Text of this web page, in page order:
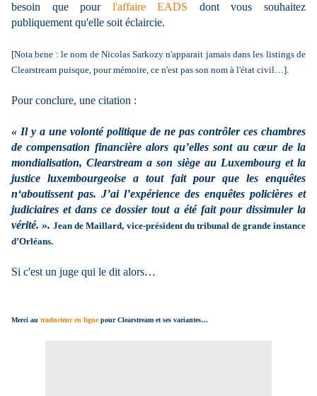
besoin que pour l'affaire EADS dont vous souhaitez
publiquement qu'elle soit éclaircie.
[Nota bene : le nom de Nicolas Sarkozy n'apparait jamais dans les listings de
Clearstream puisque, pour mémoire, ce n'est pas son nom à l'état civil…].
Pour conclure, une citation :
« Il y a une volonté politique de ne pas contrôler ces chambres
de compensation financière alors qu’elles sont au cœur de la
mondialisation, Clearstream a son siège au Luxembourg et la
justice luxembourgeoise a tout fait pour que les enquêtes
n‘aboutissent pas. J’ai l’expérience des enquêtes policières et
judiciaires et dans ce dossier tout a été fait pour dissimuler la
vérité. ». Jean de Maillard, vice-président du tribunal de grande instance
d’Orléans.
Si c'est un juge qui le dit alors…
Merci au traducteur en lignepour Clearstream et ses variantes…